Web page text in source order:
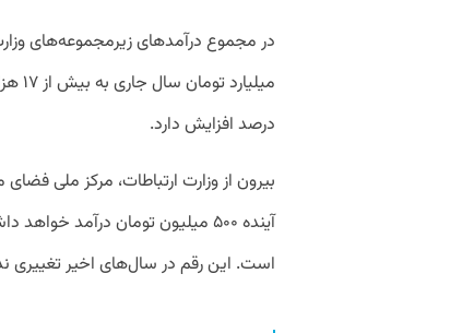
درصد افزایش دارد.
بیرون از وزارت ارتباطات، مرکز ملی
آینده ۵۰۰ میلیون تومان درآمد
است. این رقم در سال‌های اخیر تغییری